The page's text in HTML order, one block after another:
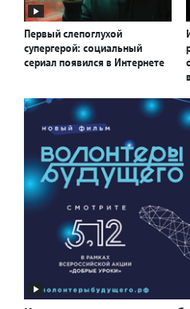
Первый слепоглухой
супергерой: социальный
сериал появился в Интернете